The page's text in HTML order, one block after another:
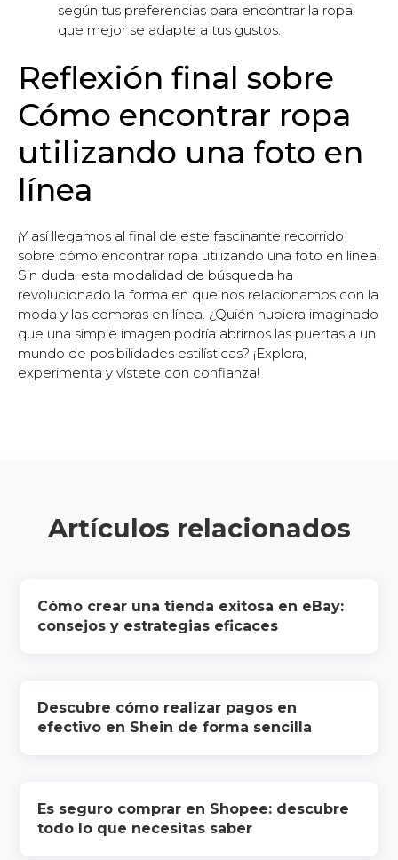
según tus preferencias para encontrar la ropa
que mejor se adapte a tus gustos.
Reflexión final sobre
Cómo encontrar ropa
utilizando una foto en
línea
¡Y así llegamos al final de este fascinante recorrido
sobre cómo encontrar ropa utilizando una foto en línea!
Sin duda, esta modalidad de búsqueda ha
revolucionado la forma en que nos relacionamos con la
moda y las compras en línea. ¿Quién hubiera imaginado
que una simple imagen podría abrirnos las puertas a un
mundo de posibilidades estilísticas? ¡Explora,
experimenta y vístete con confianza!
Artículos relacionados
Cómo crear una tienda exitosa en eBay:
consejos y estrategias eficaces
Descubre cómo realizar pagos en
efectivo en Shein de forma sencilla
Es seguro comprar en Shopee: descubre
todo lo que necesitas saber